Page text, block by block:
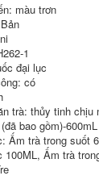
màu trơn
1
đại lục
có
trà: thủy tinh chịu
bao gồm)-
Ấm trà trong suốt
100ML, Ấm trà